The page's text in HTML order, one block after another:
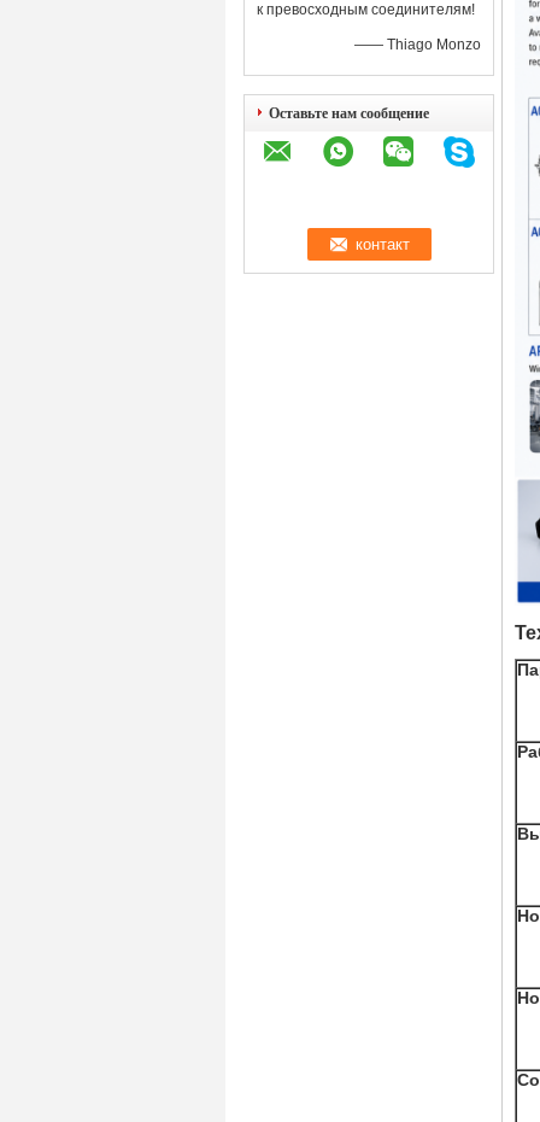
к превосходным соединителям!
—— Thiago Monzo
Оставьте нам сообщение